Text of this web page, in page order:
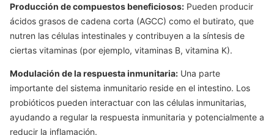
Producción de compuestos beneficiosos: Pueden producir
ácidos grasos de cadena corta (AGCC) como el butirato, que
nutren las células intestinales y contribuyen a la síntesis de
ciertas vitaminas (por ejemplo, vitaminas B, vitamina K).
Modulación de la respuesta inmunitaria: Una parte
importante del sistema inmunitario reside en el intestino. Los
probióticos pueden interactuar con las células inmunitarias,
ayudando a regular la respuesta inmunitaria y potencialmente a
reducir la inflamación.